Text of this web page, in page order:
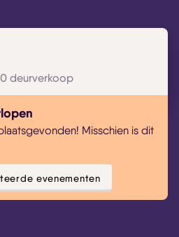
deurverkoop
Misschien is dit
evenementen